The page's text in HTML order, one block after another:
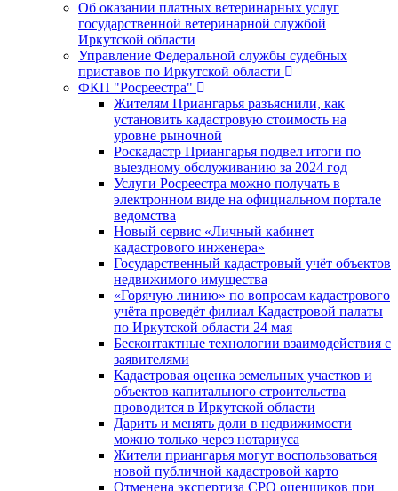
Об оказании платных ветеринарных услуг
государственной ветеринарной службой
Иркутской области
Управление Федеральной службы судебных
приставов по Иркутской области
ФКП "Росреестра"
Жителям Приангарья разъяснили, как
установить кадастровую стоимость на
уровне рыночной
Роскадастр Приангарья подвел итоги по
выездному обслуживанию за 2024 год
Услуги Росреестра можно получать в
электронном виде на официальном портале
ведомства
Новый сервис «Личный кабинет
кадастрового инженера»
Государственный кадастровый учёт объектов
недвижимого имущества
«Горячую линию» по вопросам кадастрового
учёта проведёт филиал Кадастровой палаты
по Иркутской области 24 мая
Бесконтактные технологии взаимодействия с
заявителями
Кадастровая оценка земельных участков и
объектов капитального строительства
проводится в Иркутской области
Дарить и менять доли в недвижимости
можно только через нотариуса
Жители приангарья могут воспользоваться
новой публичной кадастровой карто
Отменена экспертиза СРО оценщиков при